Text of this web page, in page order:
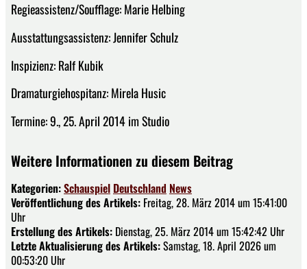
Regieassistenz/Soufflage: Marie Helbing
Ausstattungsassistenz: Jennifer Schulz
Inspizienz: Ralf Kubik
Dramaturgiehospitanz: Mirela Husic
Termine: 9., 25. April 2014 im Studio
Weitere Informationen zu diesem Beitrag
Kategorien:Schauspiel Deutschland News
Veröffentlichung des Artikels: Freitag, 28. März 2014 um 15:41:00
Uhr
Erstellung des Artikels: Dienstag, 25. März 2014 um 15:42:42 Uhr
Letzte Aktualisierung des Artikels:Samstag, 18. April 2026 um
00:53:20 Uhr